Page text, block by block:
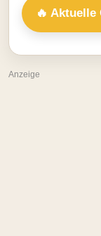
🔥 Aktuelle
Anzeige